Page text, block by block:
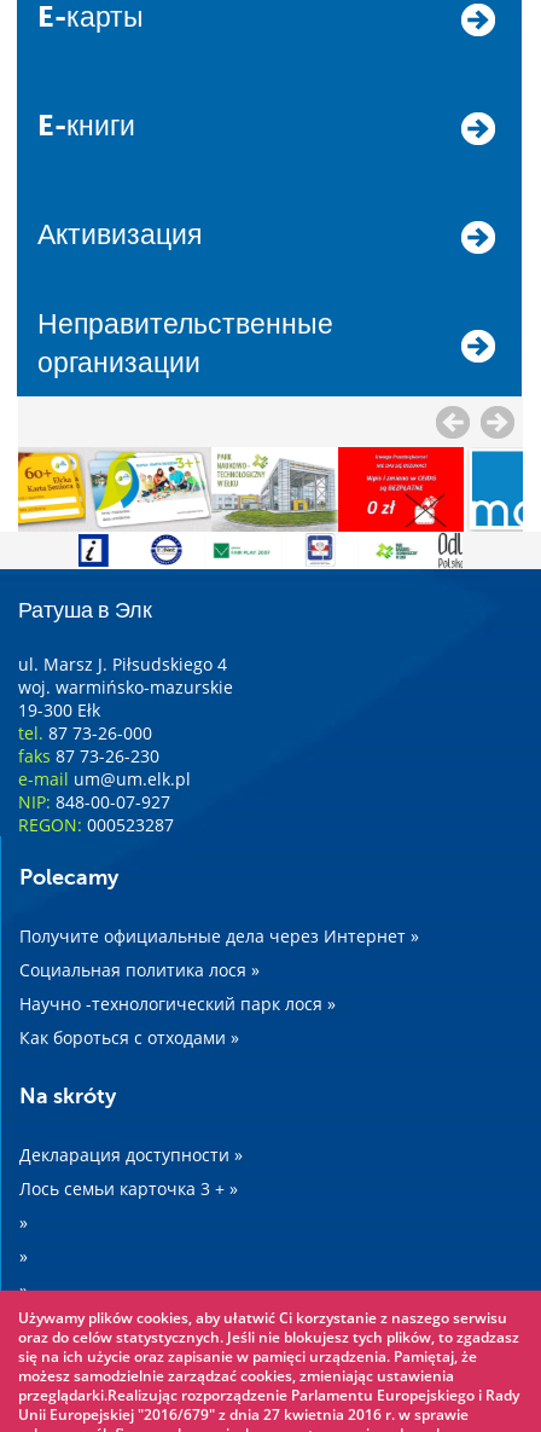
E-карты
E-книги
Активизация
Неправительственные
организации
Ратуша в Элк
ul. Marsz J. Piłsudskiego 4
woj. warmińsko-mazurskie
19-300 Ełk
tel. 87 73-26-000
faks 87 73-26-230
e-mail um@um.elk.pl
NIP: 848-00-07-927
REGON: 000523287
Polecamy
Получите официальные дела через Интернет »
Социальная политика лося »
Научно -технологический парк лося »
Как бороться с отходами »
Na skróty
Декларация доступности »
Лось семьи карточка 3 + »
»
»
»
»
Warto zobaczyć
Używamy plików cookies, aby ułatwić Ci korzystanie z naszego serwisu
oraz do celów statystycznych. Jeśli nie blokujesz tych plików, to zgadzasz
się na ich użycie oraz zapisanie w pamięci urządzenia. Pamiętaj, że
możesz samodzielnie zarządzać cookies, zmieniając ustawienia
przeglądarki.Realizując rozporządzenie Parlamentu Europejskiego i Rady
Unii Europejskiej "2016/679" z dnia 27 kwietnia 2016 r. w sprawie